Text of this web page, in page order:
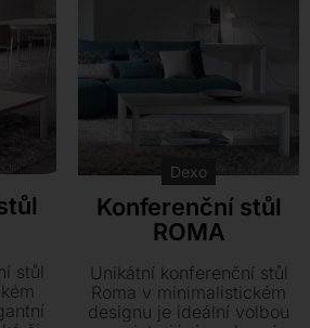
domov o designový prvek
z exkluzivní kolekce Flu.
stůl
Dexo
Konferenční stůl
ROMA
Unikátní konferenční stůl
Roma v minimalistickém
designu je ideální volbou